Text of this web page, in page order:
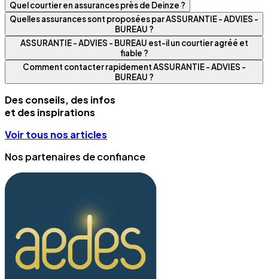
Quel courtier en assurances près de Deinze ?
Quelles assurances sont proposées par ASSURANTIE - ADVIES -
BUREAU ?
ASSURANTIE - ADVIES - BUREAU est-il un courtier agréé et
fiable ?
Comment contacter rapidement ASSURANTIE - ADVIES -
BUREAU ?
Des conseils, des infos
et des inspirations
Voir tous nos articles
Nos partenaires de confiance